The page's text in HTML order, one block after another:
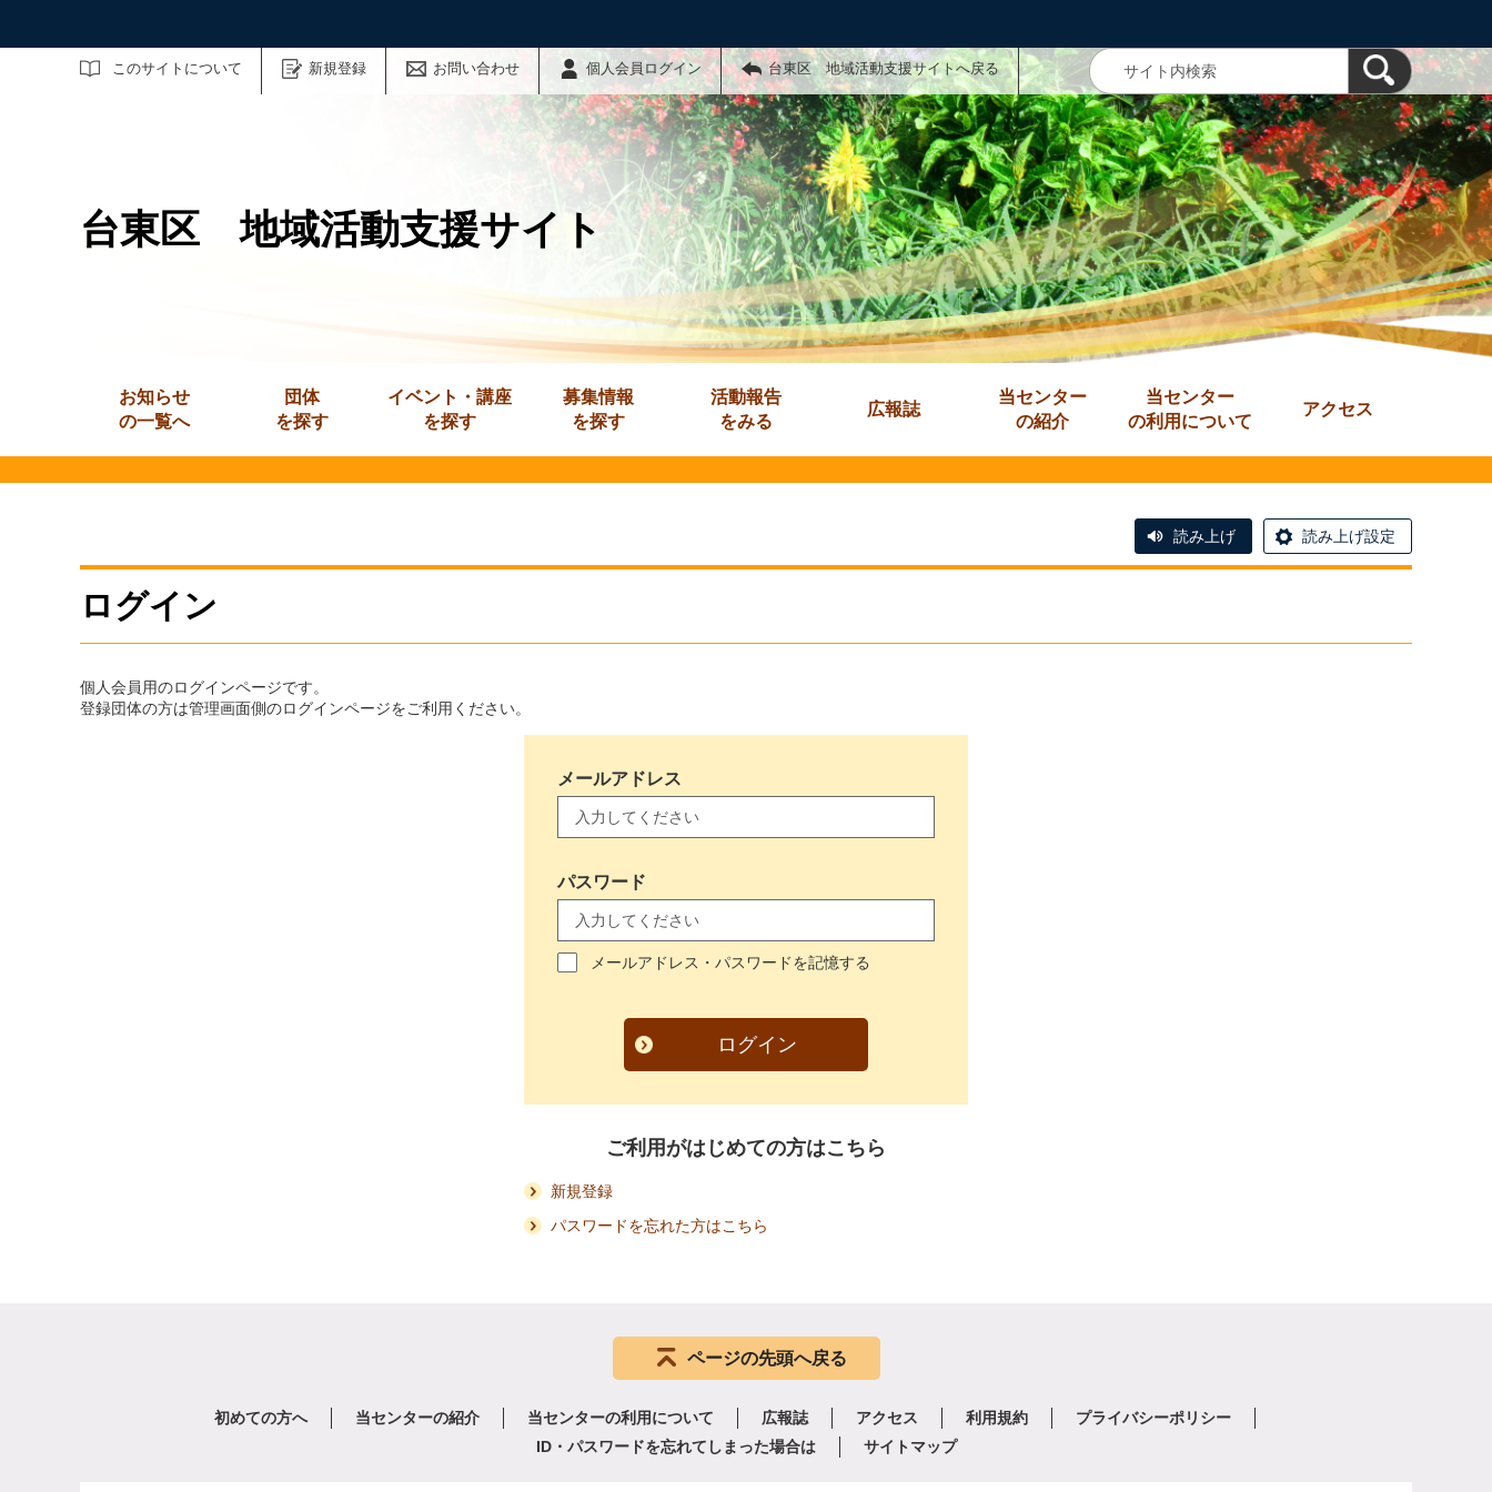
このサイトについて 新規登録 お問い合わせ 個人会員ログイン 台東区 地域活動支援サイトへ戻る
サイト内検索
台東区 地域活動支援サイト
お知らせ
の一覧へ
団体
を探す
イベント・講座
を探す
募集情報
を探す
活動報告
をみる
広報誌
当センター
の紹介
当センター
の利用について
アクセス
読み上げ 読み上げ設定
ログイン
個人会員用のログインページです。
登録団体の方は管理画面側のログインページをご利用ください。
メールアドレス
パスワード
メールアドレス・パスワードを記憶する
ログイン
ご利用がはじめての方はこちら
新規登録
パスワードを忘れた方はこちら
ページの先頭へ戻る
初めての方へ 当センターの紹介 当センターの利用について 広報誌 アクセス 利用規約
プライバシーポリシー
ID・パスワードを忘れてしまった場合は
サイトマップ